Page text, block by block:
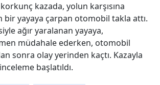
kazada, yolun karşısına
bir yayaya çarpan otomobil takla attı.
ağır yaralanan yayaya,
müdahale ederken, otomobil
sonra olay yerinden kaçtı. Kazayla
başlatıldı.